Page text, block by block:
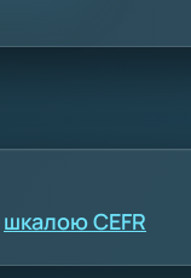
шкалою CEFR